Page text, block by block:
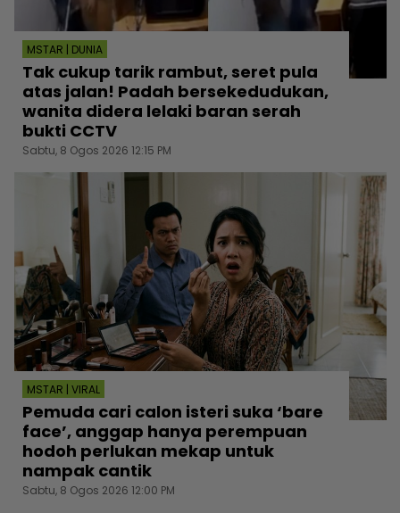
MSTAR | DUNIA
Tak cukup tarik rambut, seret pula
atas jalan! Padah bersekedudukan,
wanita didera lelaki baran serah
bukti CCTV
Sabtu, 8 Ogos 2026 12:15 PM
MSTAR | VIRAL
Pemuda cari calon isteri suka ‘bare
face’, anggap hanya perempuan
hodoh perlukan mekap untuk
nampak cantik
Sabtu, 8 Ogos 2026 12:00 PM